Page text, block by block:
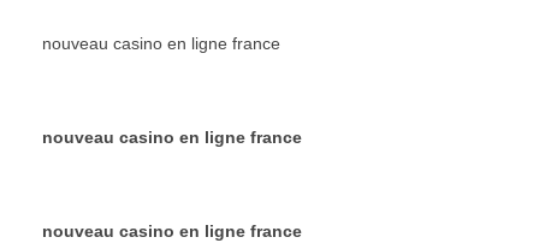
nouveau casino en ligne france
nouveau casino en ligne france
nouveau casino en ligne france